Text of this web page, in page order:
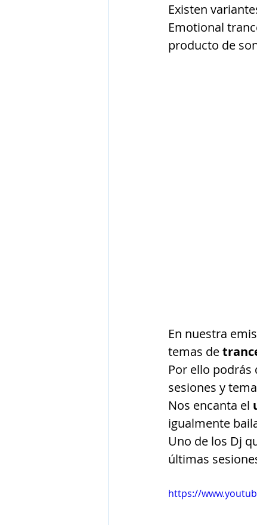
Existen
Emotional
producto de
En nuestra
temas de
Por ello
sesiones y
Nos encanta el
igualmente
Uno de los Dj
últimas
https://